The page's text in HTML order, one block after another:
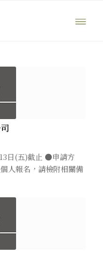
日(五)截止 ●申請方
人報名，請檢附相關備